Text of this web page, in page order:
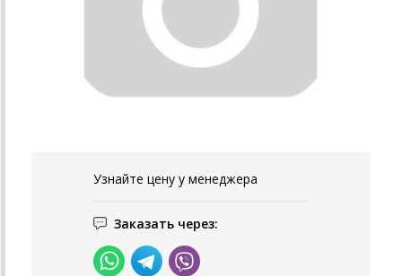
Узнайте цену у менеджера
Заказать через: